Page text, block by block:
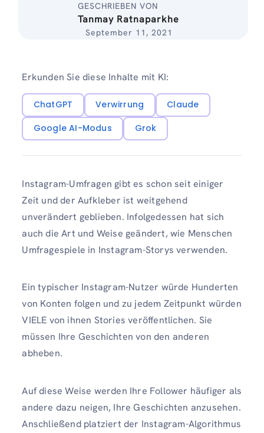
GESCHRIEBEN VON
Tanmay Ratnaparkhe
September 11, 2021
Erkunden Sie diese Inhalte mit KI:
ChatGPT Verwirrung
Claude
Google AI-Modus
Grok
Instagram-Umfragen gibt es schon seit einiger
Zeit und der Aufkleber ist weitgehend
unverändert geblieben. Infolgedessen hat sich
auch die Art und Weise geändert, wie Menschen
Umfragespiele in Instagram-Storys verwenden.
Ein typischer Instagram-Nutzer würde Hunderten
von Konten folgen und zu jedem Zeitpunkt würden
VIELE von ihnen Stories veröffentlichen. Sie
müssen Ihre Geschichten von den anderen
abheben.
Auf diese Weise werden Ihre Follower häufiger als
andere dazu neigen, Ihre Geschichten anzusehen.
Anschließend platziert der Instagram-Algorithmus